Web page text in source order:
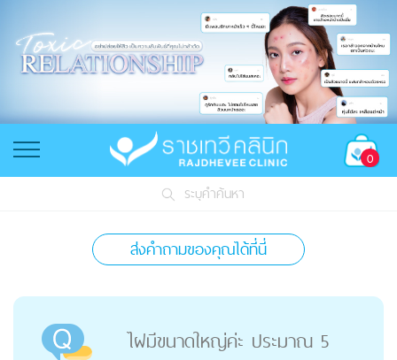
0
ระบุคำค้นหา
ส่งคำถามของคุณได้ที่นี่
ไฝมีขนาดใหญ่ค่ะ ประมาณ 5